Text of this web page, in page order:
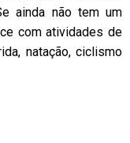
ainda não tem um
com atividades de
natação, ciclismo